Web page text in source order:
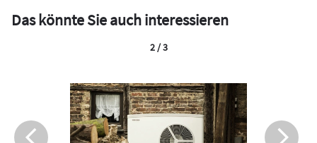
Das könnte Sie auch interessieren
2 / 3